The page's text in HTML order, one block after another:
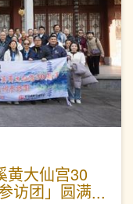
黄大仙宫30
访团」圆满